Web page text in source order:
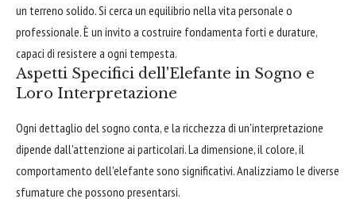
un terreno solido. Si cerca un equilibrio nella vita personale o
professionale. È un invito a costruire fondamenta forti e durature,
capaci di resistere a ogni tempesta.
Aspetti Specifici dell'Elefante in Sogno e
Loro Interpretazione
Ogni dettaglio del sogno conta, e la ricchezza di un'interpretazione
dipende dall'attenzione ai particolari. La dimensione, il colore, il
comportamento dell'elefante sono significativi. Analizziamo le diverse
sfumature che possono presentarsi.